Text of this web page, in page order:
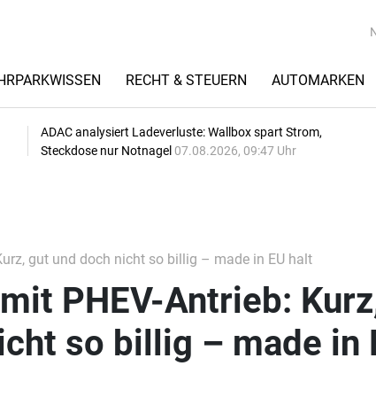
RECHT & STEUERN AUTOMARKEN
ADAC analysiert Ladeverluste: Wallbox spart Strom,
Steckdose nur Notnagel 07.08.2026, 09:47 Uhr
gut und doch nicht so billig – made in EU halt
PHEV-Antrieb:
so billig – made in